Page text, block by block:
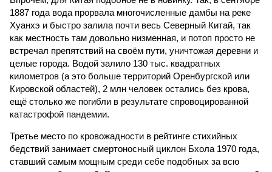
1887 года вода прорвала многочисленные дамбы на реке
Хуанхэ и быстро залила почти весь Северный Китай, так
как местность там довольно низменная, и потоп просто не
встречал препятствий на своём пути, уничтожая деревни и
целые города. Водой залило 130 тыс. квадратных
километров (а это больше территорий Оренбургской или
Кировской областей), 2 млн человек остались без крова,
ещё столько же погибли в результате спровоцированной
катастрофой пандемии.
Третье место по кровожадности в рейтинге стихийных
бедствий занимает смертоносный циклон Бхола 1970 года,
ставший самым мощным среди себе подобных за всю